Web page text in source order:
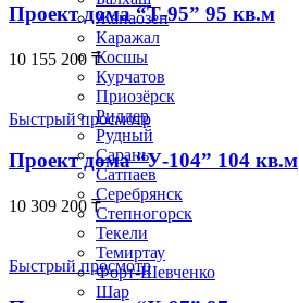
Жанаозен
Каражал
Косшы
Курчатов
Приозёрск
Риддер
Рудный
Сарань
Сатпаев
Серебрянск
Степногорск
Текели
Темиртау
Форт-Шевченко
Шар
Проект дома “Т-95” 95 кв.м
10 155 200 ₸
Быстрый просмотр
Проект дома “У-104” 104 кв.м
10 309 200 ₸
Быстрый просмотр